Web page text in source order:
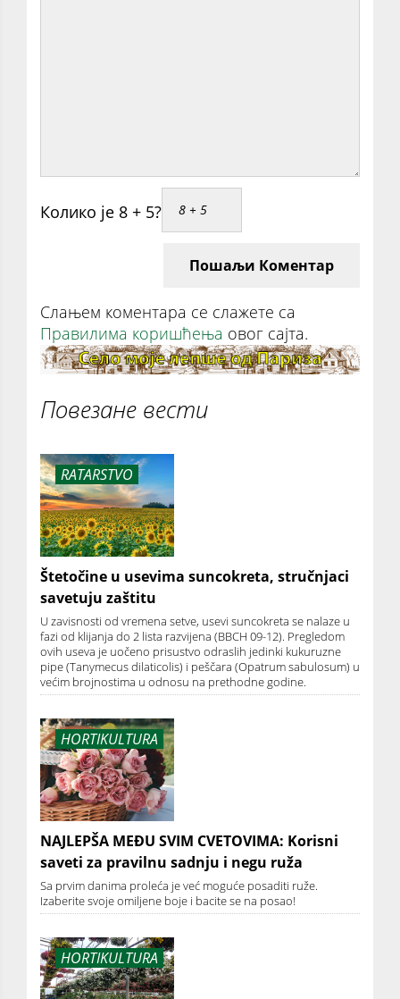
Колико је 8 + 5?
Пошаљи Коментар
Слањем коментара се слажете са
Правилима коришћења овог сајта.
Повезане вести
RATARSTVO
Štetočine u usevima suncokreta, stručnjaci
savetuju zaštitu
U zavisnosti od vremena setve, usevi suncokreta se nalaze u
fazi od klijanja do 2 lista razvijena (BBCH 09-12). Pregledom
ovih useva je uočeno prisustvo odraslih jedinki kukuruzne
pipe (Tanymecus dilaticolis) i peščara (Opatrum sabulosum) u
većim brojnostima u odnosu na prethodne godine.
HORTIKULTURA
NAJLEPŠA MEĐU SVIM CVETOVIMA: Korisni
saveti za pravilnu sadnju i negu ruža
Sa prvim danima proleća je već moguće posaditi ruže.
Izaberite svoje omiljene boje i bacite se na posao!
HORTIKULTURA